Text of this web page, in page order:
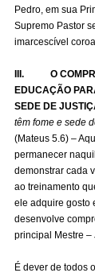
Pedro, em sua
Supremo Pastor
imarcescível
III.           O
EDUCAÇÃO
SEDE DE
têm fome e sede
(Mateus 5.6) –
permanecer
demonstrar cada
ao treinamento
ele adquire gosto
desenvolve
principal Mestre –
É dever de todos